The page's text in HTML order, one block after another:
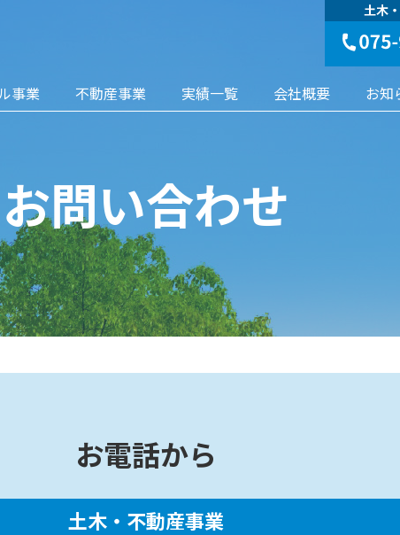
事業 不動産事業 実績一覧 会社概要 お知
お問い合わせ
お電話から
土木・不動産事業